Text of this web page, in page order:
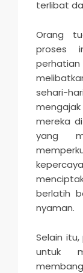
terlibat
Orang
proses
sehari-
mereka
yang
berlatih
nyaman.
Selain
untuk